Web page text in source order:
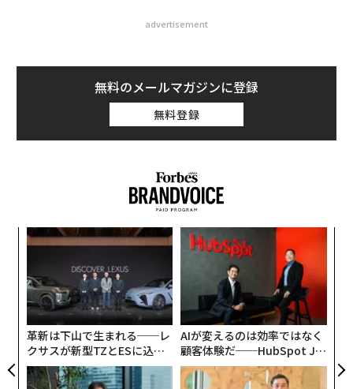
advertisement
無料のメールマガジンに登録
無料登録
革新は下山で生まれる──レ
クサスが新型TZとESに込め
た「DISCOVER」の哲学
AIが変えるのは効率ではなく
顧客体験だ──HubSpot Ja
panが語る「Grow Better」
な組織のつくり方